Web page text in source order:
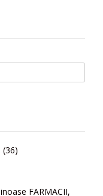
(36)
FARMACII,